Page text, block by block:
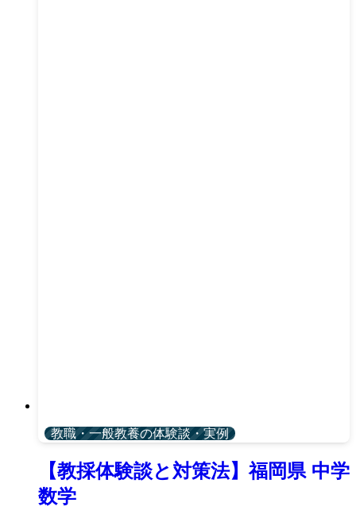
教職・一般教養の体験談・実例
【教採体験談と対策法】福岡県 中学
数学